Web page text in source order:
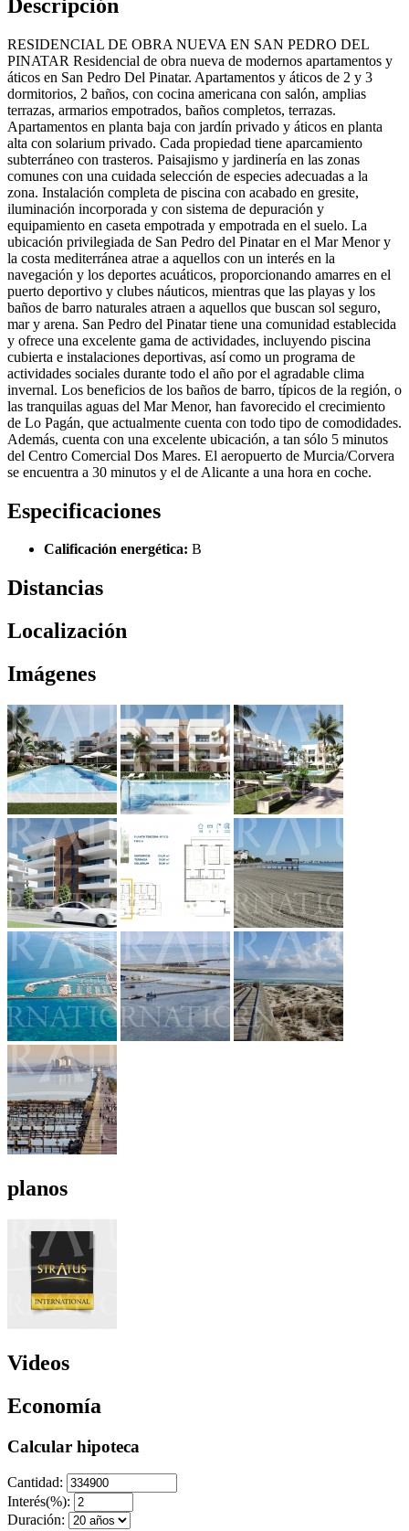
Descripción
RESIDENCIAL DE OBRA NUEVA EN SAN PEDRO DEL
PINATAR Residencial de obra nueva de modernos apartamentos y
áticos en San Pedro Del Pinatar. Apartamentos y áticos de 2 y 3
dormitorios, 2 baños, con cocina americana con salón, amplias
terrazas, armarios empotrados, baños completos, terrazas.
Apartamentos en planta baja con jardín privado y áticos en planta
alta con solarium privado. Cada propiedad tiene aparcamiento
subterráneo con trasteros. Paisajismo y jardinería en las zonas
comunes con una cuidada selección de especies adecuadas a la
zona. Instalación completa de piscina con acabado en gresite,
iluminación incorporada y con sistema de depuración y
equipamiento en caseta empotrada y empotrada en el suelo. La
ubicación privilegiada de San Pedro del Pinatar en el Mar Menor y
la costa mediterránea atrae a aquellos con un interés en la
navegación y los deportes acuáticos, proporcionando amarres en el
puerto deportivo y clubes náuticos, mientras que las playas y los
baños de barro naturales atraen a aquellos que buscan sol seguro,
mar y arena. San Pedro del Pinatar tiene una comunidad establecida
y ofrece una excelente gama de actividades, incluyendo piscina
cubierta e instalaciones deportivas, así como un programa de
actividades sociales durante todo el año por el agradable clima
invernal. Los beneficios de los baños de barro, típicos de la región, o
las tranquilas aguas del Mar Menor, han favorecido el crecimiento
de Lo Pagán, que actualmente cuenta con todo tipo de comodidades.
Además, cuenta con una excelente ubicación, a tan sólo 5 minutos
del Centro Comercial Dos Mares. El aeropuerto de Murcia/Corvera
se encuentra a 30 minutos y el de Alicante a una hora en coche.
Especificaciones
Calificación energética: B
Distancias
Localización
Imágenes
planos
Videos
Economía
Calcular hipoteca
Cantidad:
Interés(%):
Duración: